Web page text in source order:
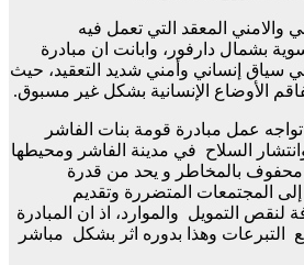
والامني المعقد التي تعمل فيه
بشمال دارفور، وابانت ان مبادرة
سياق إنساني وأمني شديد التعقيد، حيث
عمل مبادرة قومة بنات الفاشر
السلاح في مدينة الفاشر ومحيطها
محفوف بالمخاطر و يحد من قدرة
المجتمعات المتضررة وتقديم
لنقص التمويل والموارد، اذ ان المبادرة
وهذا بدوره اثر بشكل مباشر